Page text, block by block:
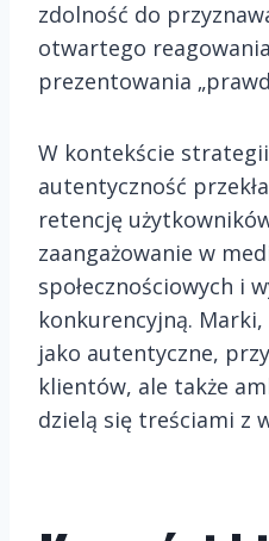
zdolność do
otwartego
prezentowania
W kontekście
autentyczność
retencję
zaangażowanie w
społecznościowych i
konkurencyjną.
jako autentyczne,
klientów, ale także
dzielą się treściami z